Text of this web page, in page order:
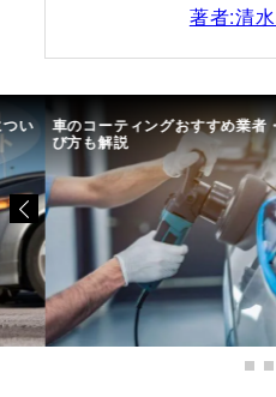
著者:清
い 車のコーティングおすすめ業者
び方も解説